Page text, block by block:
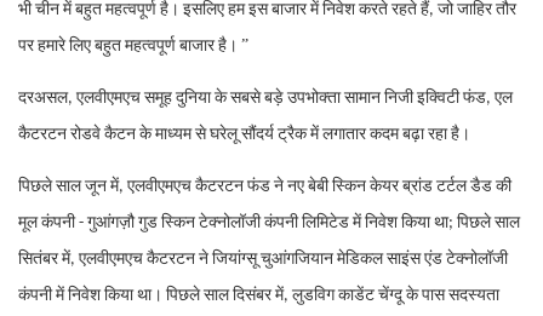
भी चीन में बहुत महत्वपूर्ण है। इसलिए हम इस बाजार में निवेश करते रहते हैं, जो जाहिर तौर
पर हमारे लिए बहुत महत्वपूर्ण बाजार है। ”
दरअसल, एलवीएमएच समूह दुनिया के सबसे बड़े उपभोक्ता सामान निजी इक्विटी फंड, एल
कैटरटन रोडवे कैटन के माध्यम से घरेलू सौंदर्य ट्रैक में लगातार कदम बढ़ा रहा है।
पिछले साल जून में, एलवीएमएच कैटरटन फंड ने नए बेबी स्किन केयर ब्रांड टर्टल डैड की
मूल कंपनी - गुआंगज़ौ गुड स्किन टेक्नोलॉजी कंपनी लिमिटेड में निवेश किया था; पिछले साल
सितंबर में, एलवीएमएच कैटरटन ने जियांग्सू चुआंगजियान मेडिकल साइंस एंड टेक्नोलॉजी
कंपनी में निवेश किया था। पिछले साल दिसंबर में, लुडविग काडेंट चेंग्दू के पास सदस्यता